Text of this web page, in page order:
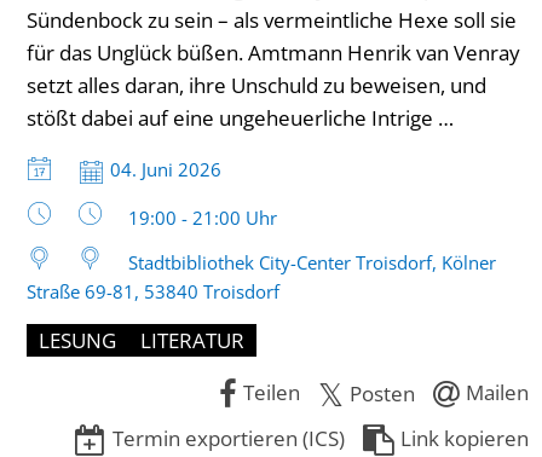
Sündenbock zu sein – als vermeintliche Hexe soll sie
für das Unglück büßen. Amtmann Henrik van Venray
setzt alles daran, ihre Unschuld zu beweisen, und
stößt dabei auf eine ungeheuerliche Intrige …
Datum:
04. Juni 2026
Uhrzeit:
19:00 - 21:00 Uhr
Stadtbibliothek City-Center Troisdorf, Kölner
Straße 69-81, 53840 Troisdorf
LESUNG
LITERATUR
Teilen
Posten
Mailen
Termin exportieren (ICS)
Link kopieren